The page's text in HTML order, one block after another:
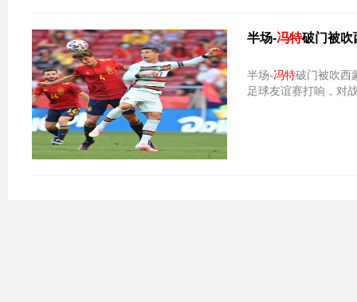
半场-冯特破门被吹
半场-冯特破门被吹西蒙险送大
足球友谊赛打响，对